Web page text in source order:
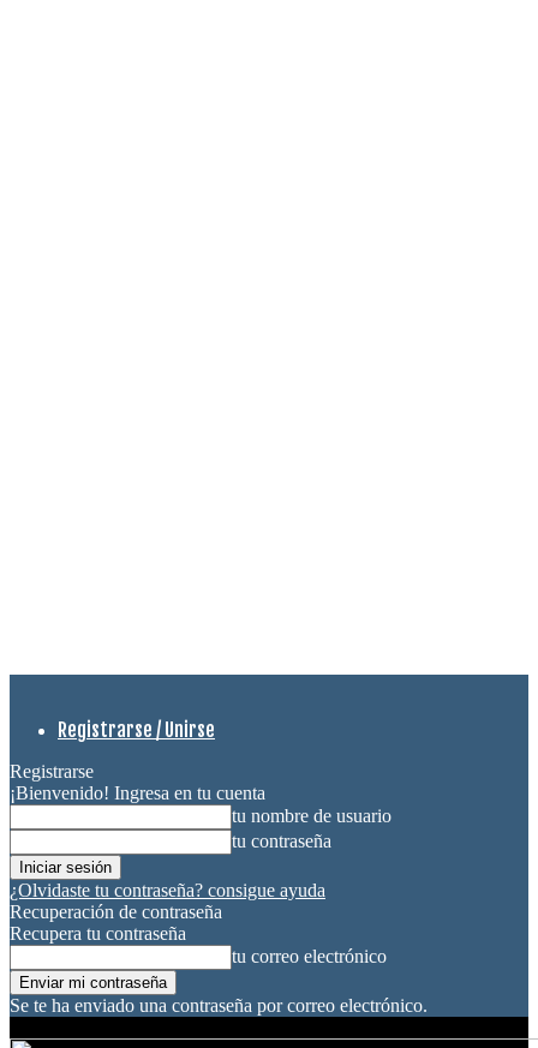
Registrarse / Unirse
Registrarse
¡Bienvenido! Ingresa en tu cuenta
tu nombre de usuario
tu contraseña
¿Olvidaste tu contraseña? consigue ayuda
Recuperación de contraseña
Recupera tu contraseña
tu correo electrónico
Se te ha enviado una contraseña por correo electrónico.